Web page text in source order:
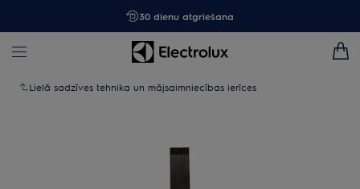
30 dienu atgriešana
Lielā sadzīves tehnika un mājsaimniecības ierīces